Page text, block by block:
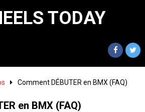
TODAY
Comment DÉBUTER en BMX (FAQ)
en BMX (FAQ)